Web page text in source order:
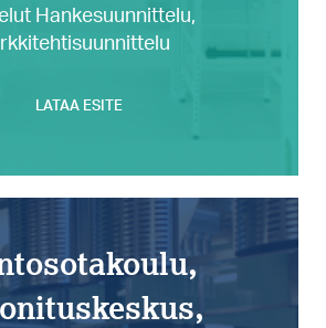
Hankesuunnittelu,
LATAA ESITE